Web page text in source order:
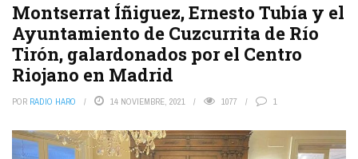
Montserrat Íñiguez, Ernesto Tubía y el
Ayuntamiento de Cuzcurrita de Río
Tirón, galardonados por el Centro
Riojano en Madrid
POR RADIO HARO 14 NOVIEMBRE, 2021 1077 1